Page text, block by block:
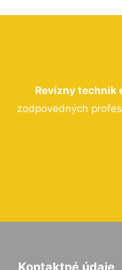
Revízny technik
zodpovedných
Kontaktné údaje